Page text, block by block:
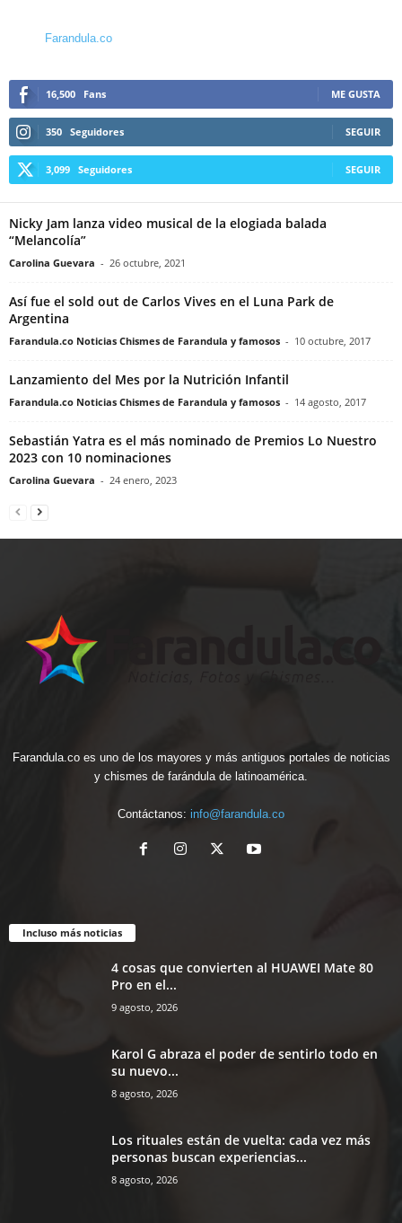
Farandula.co
16,500 Fans ME GUSTA
350 Seguidores SEGUIR
3,099 Seguidores SEGUIR
Nicky Jam lanza video musical de la elogiada balada
“Melancolía”
Carolina Guevara - 26 octubre, 2021
Así fue el sold out de Carlos Vives en el Luna Park de
Argentina
Farandula.co Noticias Chismes de Farandula y famosos - 10 octubre, 2017
Lanzamiento del Mes por la Nutrición Infantil
Farandula.co Noticias Chismes de Farandula y famosos - 14 agosto, 2017
Sebastián Yatra es el más nominado de Premios Lo Nuestro
2023 con 10 nominaciones
Carolina Guevara - 24 enero, 2023
Farandula.co es uno de los mayores y más antiguos portales de noticias
y chismes de farándula de latinoamérica.
Contáctanos: info@farandula.co
Incluso más noticias
4 cosas que convierten al HUAWEI Mate 80
Pro en el...
9 agosto, 2026
Karol G abraza el poder de sentirlo todo en
su nuevo...
8 agosto, 2026
Los rituales están de vuelta: cada vez más
personas buscan experiencias...
8 agosto, 2026